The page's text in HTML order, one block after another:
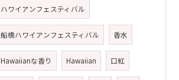
ハワイアンフェスティバル
船橋ハワイアンフェスティバル 香水
Hawaiianな香り Hawaiian 口紅